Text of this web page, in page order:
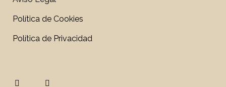
Política de Cookies
Política de Privacidad